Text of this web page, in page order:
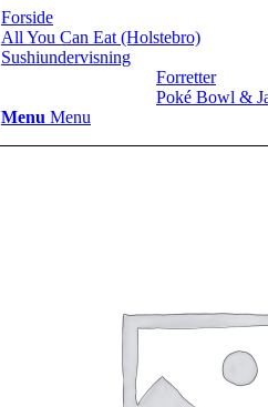
Forside
All You Can Eat (Holstebro)
Sushiundervisning
Forretter
Poké Bowl &
Menu Menu